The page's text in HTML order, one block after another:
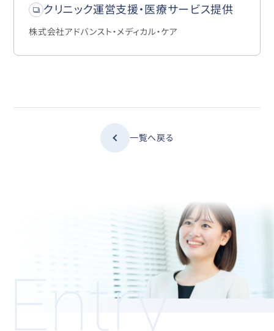
クリニック運営支援・医療サービス提供
株式会社アドバンスト・メディカル・ケア
一覧へ戻る